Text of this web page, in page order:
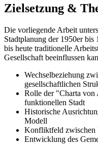
Zielsetzung &
Die vorliegende Arbeit
Stadtplanung der 1950er bis
bis heute traditionelle
Gesellschaft beeinflussen
Wechselbeziehung
gesellschaftlichen
Rolle der "Charta von
funktionellen Stadt
Historische
Modell
Konfliktfeld zwischen
Entwicklung des